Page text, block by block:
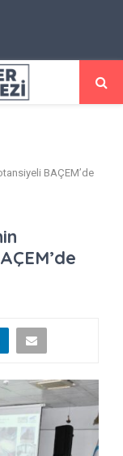
BAÇEM’de